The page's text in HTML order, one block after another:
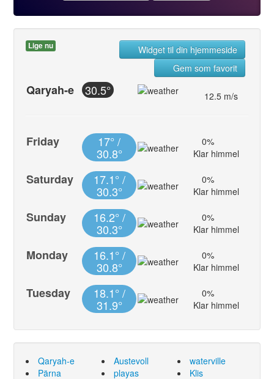
Lige nu
Widget til din hjemmeside
Gem som favorit
Qaryah-e 30.5° 12.5 m/s
Friday 17° /
30.8°
0%
Klar himmel
Saturday 17.1° /
30.3°
0%
Klar himmel
Sunday 16.2° /
30.3°
0%
Klar himmel
Monday 16.1° /
30.8°
0%
Klar himmel
Tuesday 18.1° /
31.9°
0%
Klar himmel
Qaryah-e
Pärna
Austevoll
playas
waterville
Klis